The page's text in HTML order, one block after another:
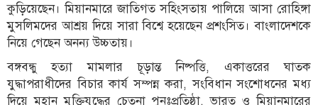
কুড়িয়েছেন। মিয়ানমারে জাতিগত সহিংসতায় পালিয়ে আসা রোহিঙ্গা
মুসলিমদের আশ্রয় দিয়ে সারা বিশ্বে হয়েছেন প্রশংসিত। বাংলাদেশকে
নিয়ে গেছেন অনন্য উচ্চতায়।
বঙ্গবন্ধু হত্যা মামলার চূড়ান্ত নিষ্পত্তি, একাত্তরের ঘাতক
যুদ্ধাপরাধীদের বিচার কার্য সম্পন্ন করা, সংবিধান সংশোধনের মধ্য
দিয়ে মহান মুক্তিযুদ্ধের চেতনা পুনঃপ্রতিষ্ঠা, ভারত ও মিয়ানমারের